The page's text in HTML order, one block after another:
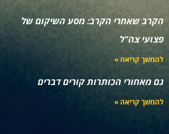
הקרב שאחרי הקרב: מסע השיקום של
פצועי צה"ל
להמשך קריאה »
גם מאחורי הכותרות קורים דברים
להמשך קריאה »